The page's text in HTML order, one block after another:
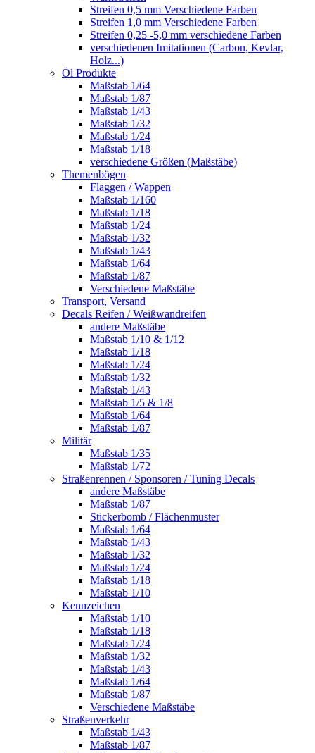
Streifen 0,5 mm Verschiedene Farben
Streifen 1,0 mm Verschiedene Farben
Streifen 0,25 -5,0 mm verschiedene Farben
verschiedenen Imitationen (Carbon, Kevlar,
Holz...)
Öl Produkte
Maßstab 1/64
Maßstab 1/87
Maßstab 1/43
Maßstab 1/32
Maßstab 1/24
Maßstab 1/18
verschiedene Größen (Maßstäbe)
Themenbögen
Flaggen / Wappen
Maßstab 1/160
Maßstab 1/18
Maßstab 1/24
Maßstab 1/32
Maßstab 1/43
Maßstab 1/64
Maßstab 1/87
Verschiedene Maßstäbe
Transport, Versand
Decals Reifen / Weißwandreifen
andere Maßstäbe
Maßstab 1/10 & 1/12
Maßstab 1/18
Maßstab 1/24
Maßstab 1/32
Maßstab 1/43
Maßstab 1/5 & 1/8
Maßstab 1/64
Maßstab 1/87
Militär
Maßstab 1/35
Maßstab 1/72
Straßenrennen / Sponsoren / Tuning Decals
andere Maßstäbe
Maßstab 1/87
Stickerbomb / Flächenmuster
Maßstab 1/64
Maßstab 1/43
Maßstab 1/32
Maßstab 1/24
Maßstab 1/18
Maßstab 1/10
Kennzeichen
Maßstab 1/10
Maßstab 1/18
Maßstab 1/24
Maßstab 1/32
Maßstab 1/43
Maßstab 1/64
Maßstab 1/87
Verschiedene Maßstäbe
Straßenverkehr
Maßstab 1/43
Maßstab 1/87